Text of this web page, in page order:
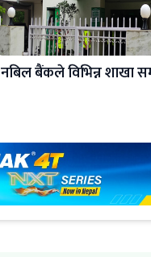
नबिल बैंकले विभिन्न शाखा